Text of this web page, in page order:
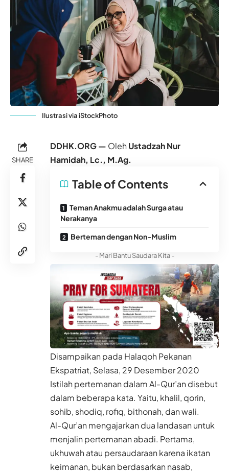
Ilustrasi via iStockPhoto
SHARE
DDHK.ORG — OlehUstadzah Nur
Hamidah, Lc., M.Ag.
Table of Contents
Teman Anakmu adalah Surga atau
Nerakanya
Berteman dengan Non-Muslim
- Mari Bantu Saudara Kita -
Disampaikan pada Halaqoh Pekanan
Ekspatriat, Selasa, 29 Desember 2020
Istilah pertemanan dalam Al-Qur’an disebut
dalam beberapa kata. Yaitu, khalil, qorin,
sohib, shodiq, rofiq, bithonah, dan wali.
Al-Qur’an mengajarkan dua landasan untuk
menjalin pertemanan abadi. Pertama,
ukhuwah atau persaudaraan karena ikatan
keimanan, bukan berdasarkan nasab,